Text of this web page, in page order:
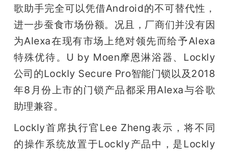
歌助手完全可以凭借Android的不可替代性，
进一步蚕食市场份额。况且，厂商们并没有因
为Alexa在现有市场上绝对领先而给予Alexa
特殊优待。U by Moen摩恩淋浴器、Lockly
公司的Lockly Secure Pro智能门锁以及2018
年8月份上市的门锁产品都采用Alexa与谷歌
助理兼容。
Lockly首席执行官Lee Zheng表示，将不同
的操作系统放置于Lockly产品中，是Lockly